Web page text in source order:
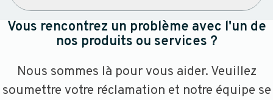
Vous rencontrez un problème avec l'un de
nos produits ou services ?
Nous sommes là pour vous aider. Veuillez
soumettre votre réclamation et notre équipe se